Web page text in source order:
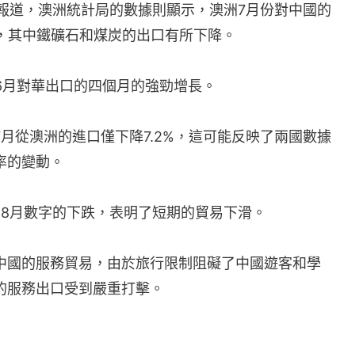
道，澳洲統計局的數據則顯示，澳洲7月份對中國的
其中鐵礦石和煤炭的出口有所下降。
對華出口的四個月的強勁增長。
從澳洲的進口僅下降7.2%，這可能反映了兩國數據
變動。
月數字的下跌，表明了短期的貿易下滑。
國的服務貿易，由於旅行限制阻礙了中國遊客和學
務出口受到嚴重打擊。